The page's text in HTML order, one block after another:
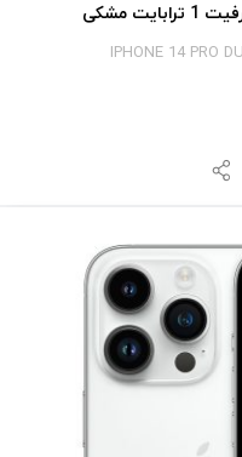
IPHONE 14 PRO